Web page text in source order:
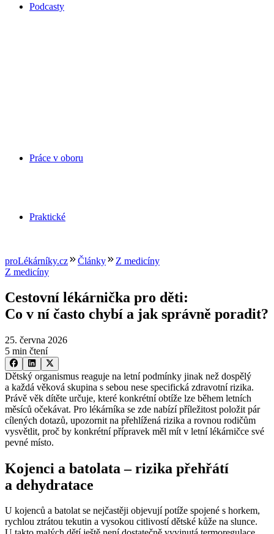
Podcasty
Práce v oboru
Praktické
proLékárníky.cz Články
Z medicíny
Z medicíny
Cestovní lékárnička pro děti:
Co v ní často chybí a jak správně poradit?
25. června 2026
5 min čtení
Dětský organismus reaguje na letní podmínky jinak než dospělý
a každá věková skupina s sebou nese specifická zdravotní rizika.
Právě věk dítěte určuje, které konkrétní obtíže lze během letních
měsíců očekávat. Pro lékárníka se zde nabízí příležitost položit pár
cílených dotazů, upozornit na přehlížená rizika a rovnou rodičům
vysvětlit, proč by konkrétní přípravek měl mít v letní lékárničce své
pevné místo.
Kojenci a batolata –⁠ rizika přehřátí
a dehydratace
U kojenců a batolat se nejčastěji objevují potíže spojené s horkem,
rychlou ztrátou tekutin a vysokou citlivostí dětské kůže na slunce.